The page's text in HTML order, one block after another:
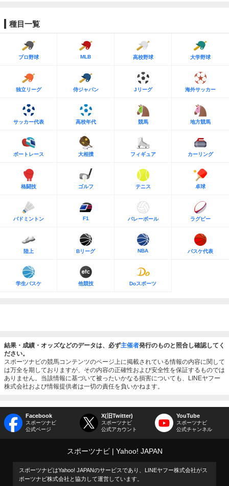
種目一覧
プロ野球 MLB 高校野球 大学野球
独立リーグ 侍ジャパン Jリーグ 海外サッカー
サッカー代表 高校年代 競馬 地方競馬
ボートレース 大相撲 フィギュア カーリング
格闘技 ゴルフ テニス 卓球
バドミントン F1 バレーボール ラグビー
陸上 Bリーグ NBA バスケ代表
学生バスケ 他競技 Doスポーツ
結果・成績・オッズなどのデータは、必ず主催者発行のものと照合し確認してく
ださい。
スポーツナビの競馬コンテンツのページ上に掲載されている情報の内容に関して
は万全を期しておりますが、その内容の正確性および安全性を保証するものでは
ありません。当該情報に基づいて被ったいかなる損害についても、LINEヤフー
株式会社および情報提供者は一切の責任を負いかねます。
Facebook
スポーツナビ
公式ページ
X(旧Twitter)
スポーツナビ
公式アカウント
YouTube
スポーツナビ
公式チャンネル
スポーツナビ Yahoo! JAPAN
スポーツナビはYahoo! JAPANのサービスであり、LINEヤフー株式会社がス
ポーツナビ株式会社と協力して運営しています。